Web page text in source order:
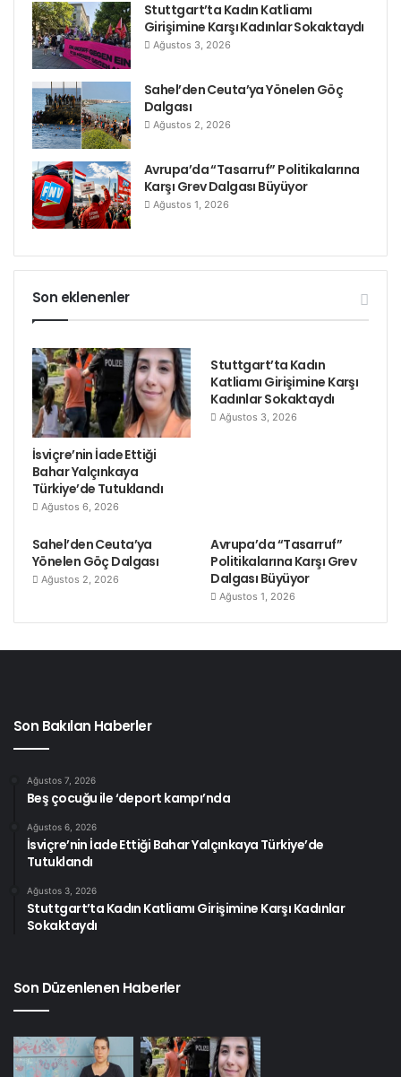
Stuttgart’ta Kadın Katliamı
Girişimine Karşı Kadınlar Sokaktaydı
Ağustos 3, 2026
Sahel’den Ceuta’ya Yönelen Göç
Dalgası
Ağustos 2, 2026
Avrupa’da “Tasarruf” Politikalarına
Karşı Grev Dalgası Büyüyor
Ağustos 1, 2026
Son eklenenler
İsviçre’nin İade Ettiği
Bahar Yalçınkaya
Türkiye’de Tutuklandı
Ağustos 6, 2026
Stuttgart’ta Kadın
Katliamı Girişimine Karşı
Kadınlar Sokaktaydı
Ağustos 3, 2026
Sahel’den Ceuta’ya
Yönelen Göç Dalgası
Ağustos 2, 2026
Avrupa’da “Tasarruf”
Politikalarına Karşı Grev
Dalgası Büyüyor
Ağustos 1, 2026
Son Bakılan Haberler
Ağustos 7, 2026
Beş çocuğu ile ‘deport kampı’nda
Ağustos 6, 2026
İsviçre’nin İade Ettiği Bahar Yalçınkaya Türkiye’de
Tutuklandı
Ağustos 3, 2026
Stuttgart’ta Kadın Katliamı Girişimine Karşı Kadınlar
Sokaktaydı
Son Düzenlenen Haberler